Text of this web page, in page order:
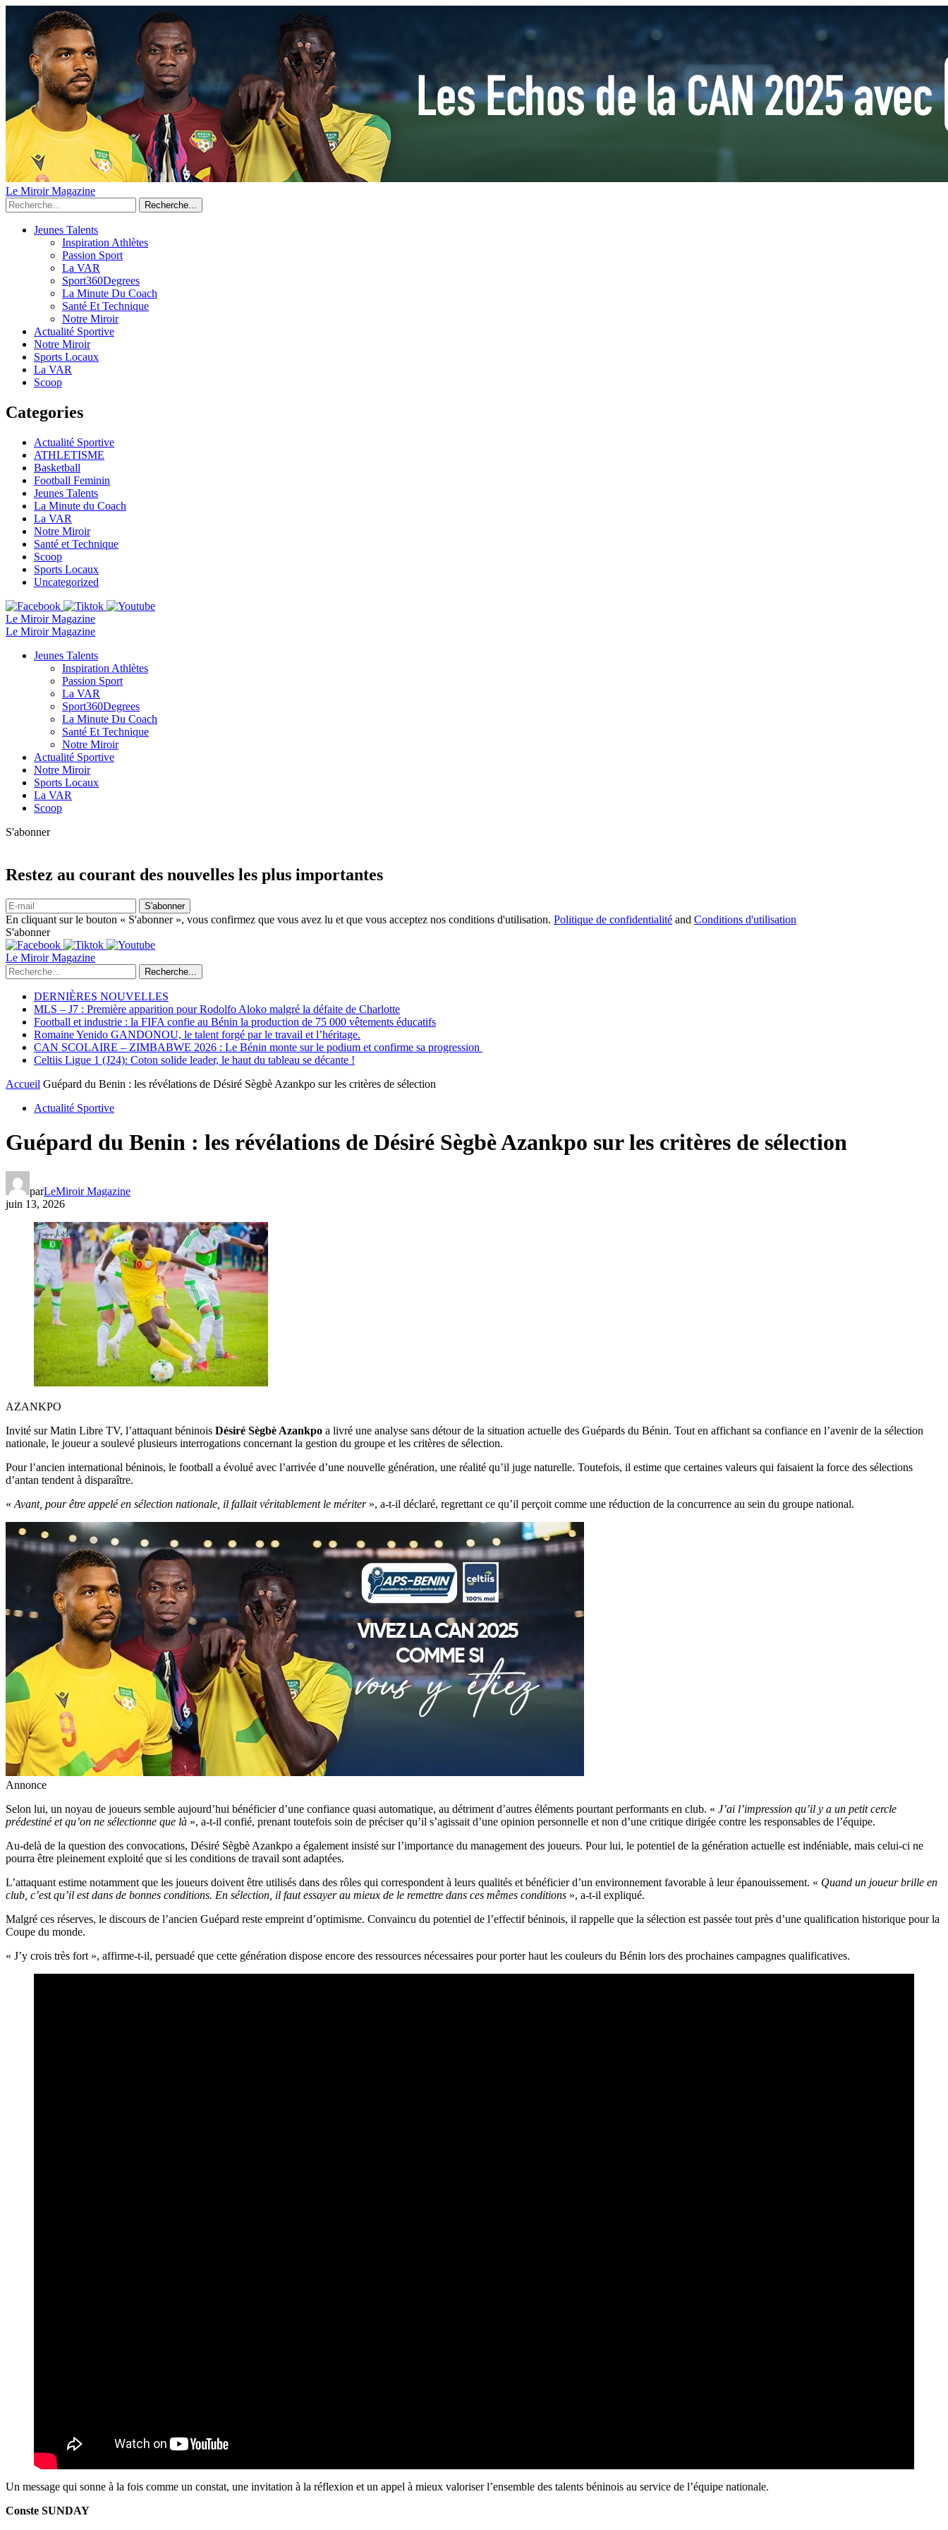
Le Miroir Magazine
Recherche...
Jeunes Talents
Inspiration Athlètes
Passion Sport
La VAR
Sport360Degrees
La Minute Du Coach
Santé Et Technique
Notre Miroir
Actualité Sportive
Notre Miroir
Sports Locaux
La VAR
Scoop
Categories
Actualité Sportive
ATHLETISME
Basketball
Football Feminin
Jeunes Talents
La Minute du Coach
La VAR
Notre Miroir
Santé et Technique
Scoop
Sports Locaux
Uncategorized
Le Miroir Magazine
Le Miroir Magazine
Jeunes Talents
Inspiration Athlètes
Passion Sport
La VAR
Sport360Degrees
La Minute Du Coach
Santé Et Technique
Notre Miroir
Actualité Sportive
Notre Miroir
Sports Locaux
La VAR
Scoop
S'abonner
Restez au courant des nouvelles les plus importantes
S'abonner
En cliquant sur le bouton « S'abonner », vous confirmez que vous avez lu et que vous acceptez nos conditions d'utilisation. Politique de confidentialité and Conditions d'utilisation
S'abonner
Le Miroir Magazine
Recherche...
DERNIÈRES NOUVELLES
MLS – J7 : Première apparition pour Rodolfo Aloko malgré la défaite de Charlotte
Football et industrie : la FIFA confie au Bénin la production de 75 000 vêtements éducatifs
Romaine Yenido GANDONOU, le talent forgé par le travail et l’héritage.
CAN SCOLAIRE – ZIMBABWE 2026 : Le Bénin monte sur le podium et confirme sa progression
Celtiis Ligue 1 (J24): Coton solide leader, le haut du tableau se décante !
Accueil Guépard du Benin : les révélations de Désiré Sègbè Azankpo sur les critères de sélection
Actualité Sportive
Guépard du Benin : les révélations de Désiré Sègbè Azankpo sur les critères de sélection
parLeMiroir Magazine
juin 13, 2026
AZANKPO
Invité sur Matin Libre TV, l’attaquant béninois Désiré Sègbè Azankpo a livré une analyse sans détour de la situation actuelle des Guépards du Bénin. Tout en affichant sa confiance en l’avenir de la sélection
nationale, le joueur a soulevé plusieurs interrogations concernant la gestion du groupe et les critères de sélection.
Pour l’ancien international béninois, le football a évolué avec l’arrivée d’une nouvelle génération, une réalité qu’il juge naturelle. Toutefois, il estime que certaines valeurs qui faisaient la force des sélections
d’antan tendent à disparaître.
« Avant, pour être appelé en sélection nationale, il fallait véritablement le mériter », a-t-il déclaré, regrettant ce qu’il perçoit comme une réduction de la concurrence au sein du groupe national.
Annonce
Selon lui, un noyau de joueurs semble aujourd’hui bénéficier d’une confiance quasi automatique, au détriment d’autres éléments pourtant performants en club. « J’ai l’impression qu’il y a un petit cercle
prédestiné et qu’on ne sélectionne que là », a-t-il confié, prenant toutefois soin de préciser qu’il s’agissait d’une opinion personnelle et non d’une critique dirigée contre les responsables de l’équipe.
Au-delà de la question des convocations, Désiré Sègbè Azankpo a également insisté sur l’importance du management des joueurs. Pour lui, le potentiel de la génération actuelle est indéniable, mais celui-ci ne
pourra être pleinement exploité que si les conditions de travail sont adaptées.
L’attaquant estime notamment que les joueurs doivent être utilisés dans des rôles qui correspondent à leurs qualités et bénéficier d’un environnement favorable à leur épanouissement. « Quand un joueur brille en
club, c’est qu’il est dans de bonnes conditions. En sélection, il faut essayer au mieux de le remettre dans ces mêmes conditions », a-t-il expliqué.
Malgré ces réserves, le discours de l’ancien Guépard reste empreint d’optimisme. Convaincu du potentiel de l’effectif béninois, il rappelle que la sélection est passée tout près d’une qualification historique pour la
Coupe du monde.
« J’y crois très fort », affirme-t-il, persuadé que cette génération dispose encore des ressources nécessaires pour porter haut les couleurs du Bénin lors des prochaines campagnes qualificatives.
Un message qui sonne à la fois comme un constat, une invitation à la réflexion et un appel à mieux valoriser l’ensemble des talents béninois au service de l’équipe nationale.
Conste SUNDAY